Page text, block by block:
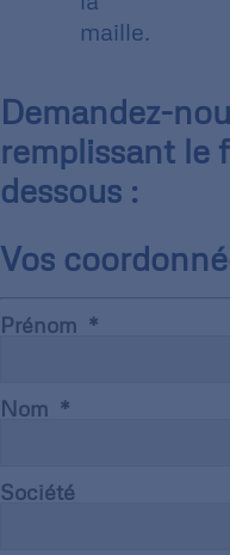
maille.
Demandez-
remplissant le
dessous :
Vos
Prénom
Nom
Société